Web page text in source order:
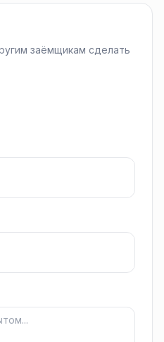
заёмщикам сделать